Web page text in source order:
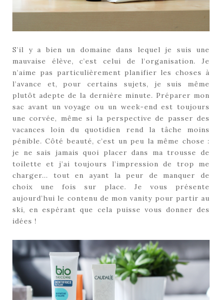
S’il y a bien un domaine dans lequel je suis une
mauvaise élève, c’est celui de l’organisation. Je
n’aime pas particulièrement planifier les choses à
l’avance et, pour certains sujets, je suis même
plutôt adepte de la dernière minute. Préparer mon
sac avant un voyage ou un week-end est toujours
une corvée, même si la perspective de passer des
vacances loin du quotidien rend la tâche moins
pénible. Côté beauté, c’est un peu la même chose :
je ne sais jamais quoi placer dans ma trousse de
toilette et j’ai toujours l’impression de trop me
charger… tout en ayant la peur de manquer de
choix une fois sur place. Je vous présente
aujourd’hui le contenu de mon vanity pour partir au
ski, en espérant que cela puisse vous donner des
idées !